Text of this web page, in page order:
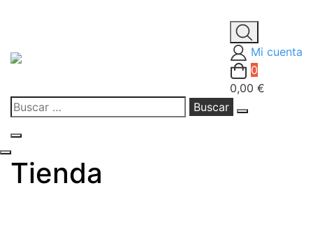
contenido
Mi cuenta
0
0,00 €
Buscar:
Tienda